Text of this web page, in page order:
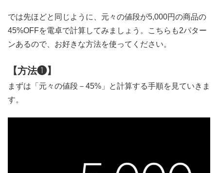
では先ほどと同じように、元々の値段が5,000円の商品の
45%OFFを電卓で計算してみましょう。こちらも2パター
ンあるので、お好きな方法を使ってください。
【方法❶】
まずは「元々の値段－45%」と計算する手順を見ていきま
す。